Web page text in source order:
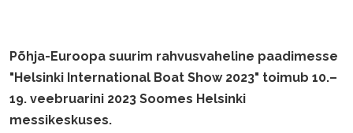
Põhja-Euroopa suurim rahvusvaheline paadimesse
"Helsinki International Boat Show 2023" toimub 10.–
19. veebruarini 2023 Soomes Helsinki
messikeskuses.